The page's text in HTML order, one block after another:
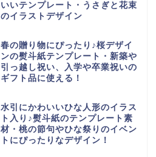
いいテンプレート・うさぎと花束
のイラストデザイン
春の贈り物にぴったり♪桜デザイ
ンの熨斗紙テンプレート・新築や
引っ越し祝い、入学や卒業祝いの
ギフト品に使える！
水引にかわいいひな人形のイラス
ト入り♪熨斗紙のテンプレート素
材・桃の節句やひな祭りのイベン
トにぴったりなデザイン！